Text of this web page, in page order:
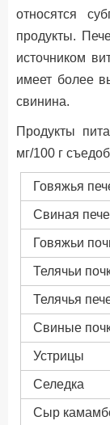
относятся
продукты.
источником
имеет более
свинина.
Продукты
мг/100 г
Говяжья
Свиная
Говяжьи
Телячьи
Телячья
Свиные
Устрицы
Селедка
Сыр